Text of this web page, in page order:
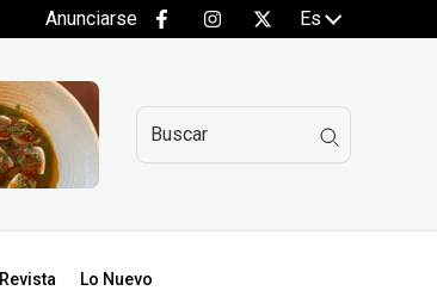
Anunciarse Es
Revista Lo Nuevo